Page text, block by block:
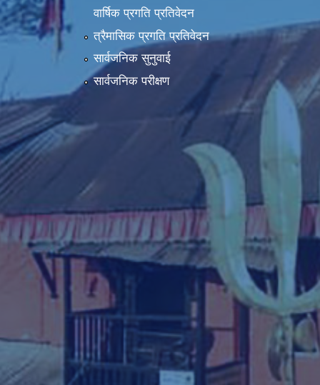
वार्षिक प्रगति प्रतिवेदन
त्रैमासिक प्रगति प्रतिवेदन
सार्वजनिक सुनुवाई
सार्वजनिक परीक्षण